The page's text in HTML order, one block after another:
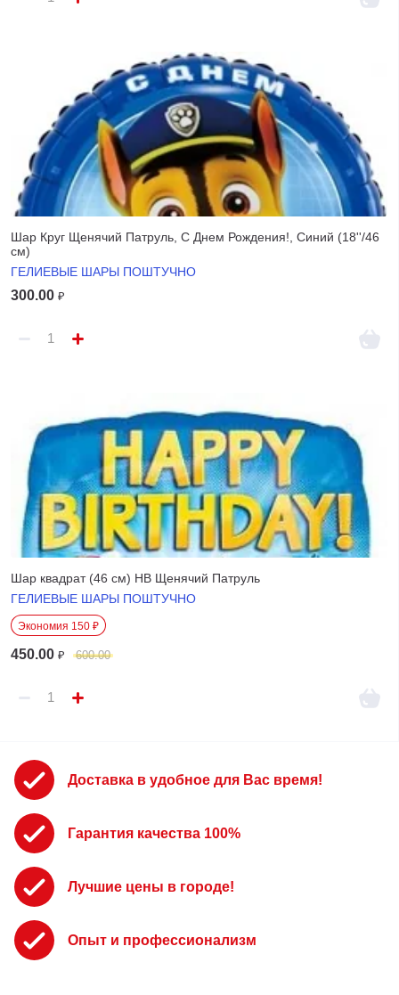
Шар Круг Щенячий Патруль, С Днем Рождения!, Синий (18''/46
см)
ГЕЛИЕВЫЕ ШАРЫ ПОШТУЧНО
300.00 ₽
Шар квадрат (46 см) HB Щенячий Патруль
ГЕЛИЕВЫЕ ШАРЫ ПОШТУЧНО
Экономия 150 ₽
450.00 ₽ 600.00
Доставка в удобное для Вас время!
Гарантия качества 100%
Лучшие цены в городе!
Опыт и профессионализм